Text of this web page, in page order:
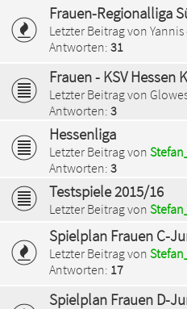
Frauen-Regionalliga
Letzter Beitrag von Yannis
Antworten: 31
Frauen - KSV Hessen
Letzter Beitrag von
Antworten: 3
Hessenliga
Letzter Beitrag von
Antworten: 3
Testspiele 2015/16
Letzter Beitrag von
Spielplan Frauen C-
Letzter Beitrag von
Antworten: 17
Spielplan Frauen D-